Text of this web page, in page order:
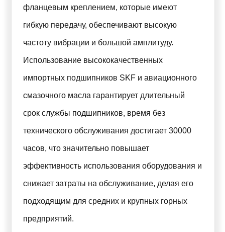
фланцевым креплением, которые имеют
гибкую передачу, обеспечивают высокую
частоту вибрации и большой амплитуду.
Использование высококачественных
импортных подшипников SKF и авиационного
смазочного масла гарантирует длительный
срок службы подшипников, время без
технического обслуживания достигает 30000
часов, что значительно повышает
эффективность использования оборудования и
снижает затраты на обслуживание, делая его
подходящим для средних и крупных горных
предприятий.